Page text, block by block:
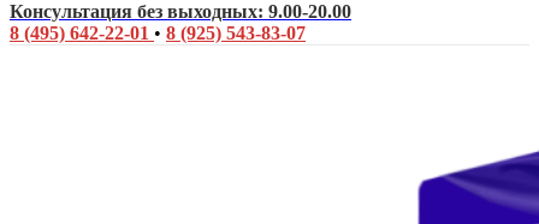
Консультация без выходных: 9.00-20.00
8 (495) 642-22-01 • 8 (925) 543-83-07